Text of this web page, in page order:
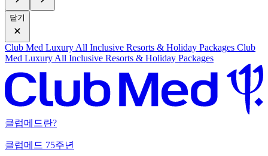
닫기
Club Med Luxury All Inclusive Resorts & Holiday Packages Club
Med Luxury All Inclusive Resorts & Holiday Packages
클럽메드란?
클럽메드 75주년